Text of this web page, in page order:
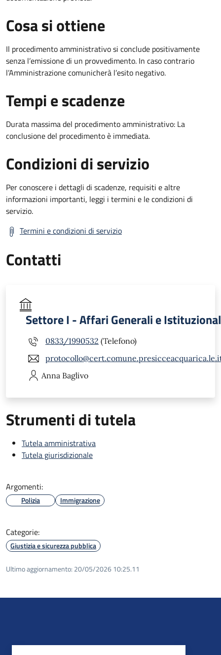
Cosa si ottiene
Il procedimento amministrativo si conclude positivamente
senza l’emissione di un provvedimento. In caso contrario
l’Amministrazione comunicherà l’esito negativo.
Tempi e scadenze
Durata massima del procedimento amministrativo: La
conclusione del procedimento è immediata.
Condizioni di servizio
Per conoscere i dettagli di scadenze, requisiti e altre
informazioni importanti, leggi i termini e le condizioni di
servizio.
Termini e condizioni di servizio
Contatti
Settore I - Affari Generali e
0833/1990532 (Telefono)
Anna Baglivo
Strumenti di tutela
Tutela amministrativa
Tutela giurisdizionale
Argomenti:
Polizia Immigrazione
Categorie:
Giustizia e sicurezza pubblica
Ultimo aggiornamento: 20/05/2026 10:25.11